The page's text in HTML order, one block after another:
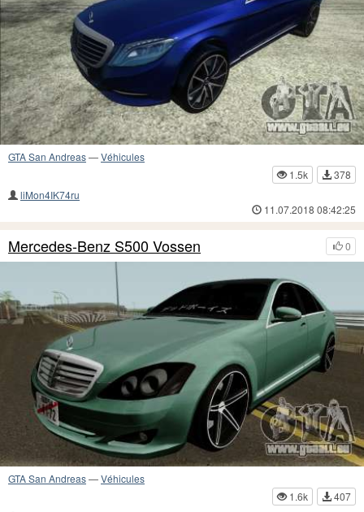
GTA San Andreas—Véhicules
1.5k
378
liMon4IK74ru
11.07.2018 08:42:25
0
Mercedes-Benz S500 Vossen
GTA San Andreas—Véhicules
1.6k
407